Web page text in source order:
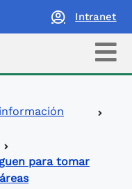
Intranet
para tomar